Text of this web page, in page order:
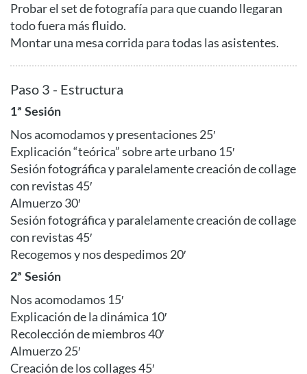
Probar el set de fotografía para que cuando llegaran
todo fuera más fluido.
Montar una mesa corrida para todas las asistentes.
Paso 3 - Estructura
1ª Sesión
Nos acomodamos y presentaciones 25′
Explicación “teórica” sobre arte urbano 15′
Sesión fotográfica y paralelamente creación de collage
con revistas 45′
Almuerzo 30′
Sesión fotográfica y paralelamente creación de collage
con revistas 45′
Recogemos y nos despedimos 20′
2ª Sesión
Nos acomodamos 15′
Explicación de la dinámica 10′
Recolección de miembros 40′
Almuerzo 25′
Creación de los collages 45′